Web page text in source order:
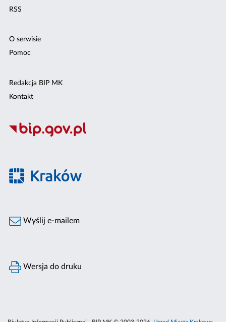
RSS
O serwisie
Pomoc
Redakcja BIP MK
Kontakt
Wyślij e-mailem
Wersja do druku